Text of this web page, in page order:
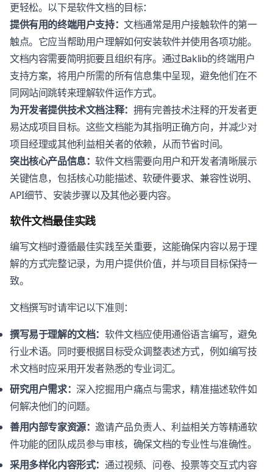
更轻松。以下是软件文档的目标：
提供有用的终端用户支持：文档通常是用户接触软件的第一
触点。它应当帮助用户理解如何安装软件并使用各项功能。
文档内容需要简明扼要且组织有序。通过Baklib的终端用户
支持方案，将用户所需的所有信息集中呈现，避免他们在不
同网站间跳转来理解软件运作方式。
为开发者提供技术文档注释： 拥有完善技术注释的开发者更
易达成项目目标。这些文档能为其指明正确方向，并减少对
项目经理或其他利益相关者的依赖，从而节省时间。
突出核心产品信息：软件文档需要向用户和开发者清晰展示
关键信息，包括核心功能描述、软硬件要求、兼容性说明、
API细节、安装步骤以及其他必要内容。
软件文档最佳实践
编写文档时遵循最佳实践至关重要，这能确保内容以易于理
解的方式完整记录，为用户提供价值，并与项目目标保持一
致。
文档撰写时请牢记以下准则：
撰写易于理解的文档： 软件文档应使用通俗语言编写，避免
行业术语。同时要根据目标受众调整表述方式，例如编写技
术文档时应采用开发者熟悉的专业词汇。
研究用户需求：深入挖掘用户痛点与需求，精准描述软件如
何解决他们的问题。
善用内部专家资源：邀请产品负责人、利益相关方等精通软
件功能的团队成员参与审核，确保文档的专业性与准确性。
采用多样化内容形式： 通过视频、问卷、投票等交互式内容